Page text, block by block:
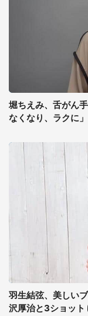
堀ちえみ、舌がん
なくなり、ラクに
羽生結弦、美しい
沢厚治と3ショッ